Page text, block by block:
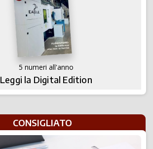
5 numeri all'anno
Leggi la Digital Edition
CONSIGLIATO